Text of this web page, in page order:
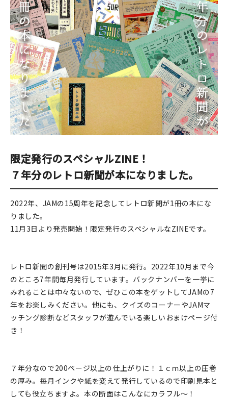
イベント
印刷見本
シルクスクリーン
無地素材
紙
本
文房具
はんこ
JAMグッズ
在庫限り
イベント・ワークショップ
限定発行のスペシャルZINE！
７年分のレトロ新聞が本になりました。
2022年、JAMの15周年を記念してレトロ新聞が1冊の本にな
りました。
11月3日より発売開始！限定発行のスペシャルなZINEです。
レトロ新聞の創刊号は2015年3月に発行。2022年10月まで今
のところ7年間毎月発行しています。バックナンバーを一挙に
みれることは中々ないので、ぜひこの本をゲットしてJAMの7
年をお楽しみください。他にも、クイズのコーナーやJAMマ
ッチング診断などスタッフが遊んでいる楽しいおまけページ付
き！
７年分なので200ページ以上の仕上がりに！１ｃｍ以上の圧巻
の厚み。毎月インクや紙を変えて発行しているので印刷見本と
しても役立ちますよ。本の断面はこんなにカラフル～！